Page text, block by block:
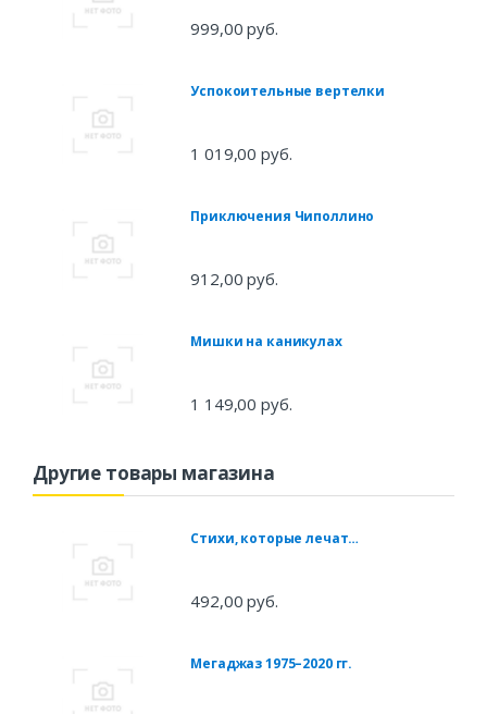
999,00 руб.
Успокоительные вертелки
1 019,00 руб.
Приключения Чиполлино
912,00 руб.
Мишки на каникулах
1 149,00 руб.
Другие товары магазина
Стихи, которые лечат…
492,00 руб.
Мегаджаз 1975–2020 гг.